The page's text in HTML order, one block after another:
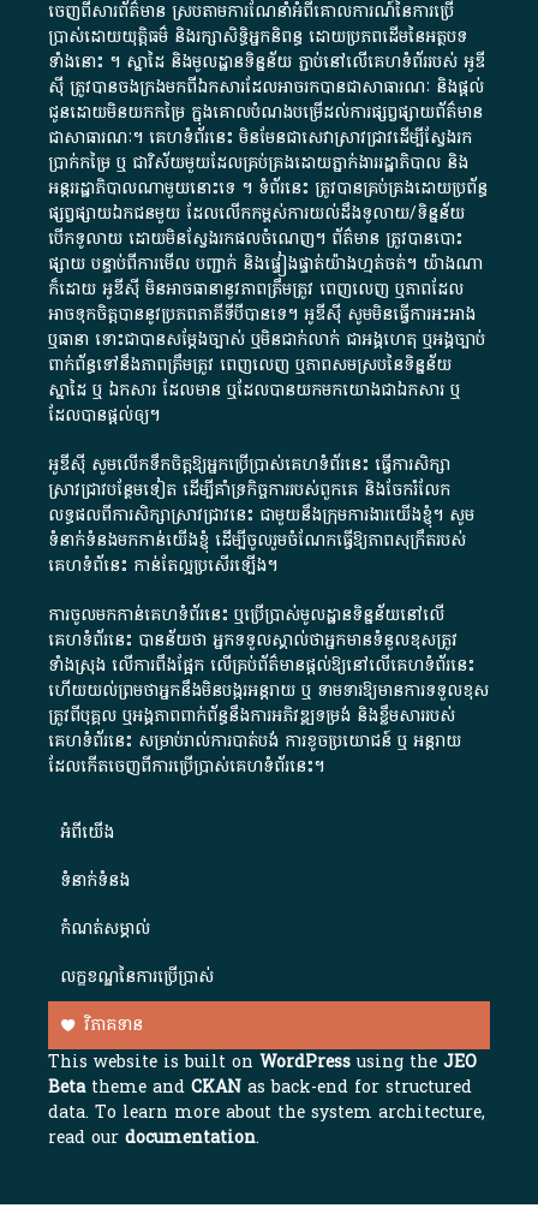
ចេញពី​សារព័ត៌មាន ស្របតាមការ​ណែនាំ​អំពី​គោលការណ៍​នៃ​ការ​ប្រើ
ប្រាស់​ដោយ​យុត្តិធម៌​ និង​រក្សាសិទ្ធិអ្នកនិពន្ធ ដោយ​ប្រភពដើម​នៃ​​អត្ថបទ
ទាំង​នោះ​ ។​ ស្នាដៃ​ និង​មូលដ្ឋាន​ទិន្នន័យ ​ភ្ជាប់​នៅ​លើ​គេហទំព័រ​របស់​ អូ​ឌី​
ស៊ី​ ត្រូវ​បាន​ចងក្រង​មក​ពី​ឯកសារ​ដែល​អាច​រក​បានជា​សាធារណៈ​ និង​ផ្តល់​
ជូន​ដោយ​មិន​យក​កម្រៃ​ ក្នុង​គោលបំណង​បម្រើ​ដល់ការ​ផ្សព្វផ្សាយ​ព័ត៌មាន​
ជា​សាធារណៈ​។​ គេហទំព័រ​នេះ​ មិនមែន​ជា​សេវា​ស្រាវជ្រាវ​ដើម្បី​ស្វែងរក
ប្រាក់​កម្រៃ​ ឬ​ ជា​វិស័យ​មួយ​ដែល​គ្រប់គ្រង​ដោយ​ភ្នាក់ងារ​រដ្ឋាភិបាល​ និង ​
អន្តររដ្ឋាភិបាល​ណាមួយ​នោះ​ទេ ​។​ ទំព័រ​នេះ​ ត្រូវ​បាន​គ្រប់គ្រង​ដោយ​ប្រព័ន្ធ​
ផ្សព្វផ្សាយ​ឯកជន​មួយ​ ដែល​លើកកម្ពស់​ការ​យល់​ដឹង​ទូលាយ​/​ទិន្នន័យ​
បើក​ទូលាយ​ ដោយ​មិនស្វែង​រក​ផល​ចំណេញ​។​ ព័ត៌មាន​ ត្រូវ​បាន​បោះ
ផ្សាយ​ បន្ទាប់​ពី​ការ​មើល​ បញ្ជាក់​ និង​ផ្ទៀងផ្ទាត់​យ៉ាង​ហ្មត់ចត់​។​ យ៉ាងណា​
ក៏​ដោយ​ អូ​ឌី​ស៊ី​ មិន​អាច​ធានា​នូវ​ភាព​ត្រឹមត្រូវ​ ពេញលេញ​ ឬ​ភាព​ដែល​
អាច​ទុកចិត្ត​បាននូវ​ប្រភព​ភាគី​ទី​បី​បាន​ទេ​។​ អូ​ឌី​ស៊ី​ សូម​មិន​ធ្វើការ​អះអាង​
ឬ​ធានា​ ទោះជា​បាន​សម្តែង​ច្បាស់​ ឬ​មិន​ជាក់លាក់​ ជា​អង្គហេតុ​ ឬ​អង្គច្បាប់​
ពាក់ព័ន្ធ​ទៅ​នឹង​ភាព​ត្រឹមត្រូវ​ ពេញលេញ​ ឬ​ភាព​សម​ស្រប​នៃ​ទិន្នន័យ​
ស្នាដៃ​ ឬ​ ឯកសារ​ ដែល​មាន​ ឬ​ដែល​បាន​យក​មក​យោង​ជា​ឯកសារ​ ឬ​
ដែល​បាន​ផ្តល់​ឲ្យ​។
អូឌីស៊ី សូមលើកទឹកចិត្តឱ្យអ្នកប្រើប្រាស់គេហទំព័រនេះ ធ្វើការសិក្សា
ស្រាវជ្រាវបន្ថែមទៀត ដើម្បីគាំទ្រកិច្ចការ​របស់ពួកគេ និងចែករំលែក
លទ្ធផលពីការសិក្សាស្រាវជ្រាវនេះ ជាមួយនឹងក្រុមការងារយើងខ្ញុំ។ សូម
ទំនាក់ទំនងមកកាន់យើងខ្ញុំ ដើម្បីចូលរួមចំណែកធ្វើឱ្យភាពសុក្រឹតរបស់
គេហទំព័នេះ កាន់តែល្អប្រសើរឡើង។
ការចូលមកកាន់គេហទំព័រនេះ ឬប្រើប្រាស់មូលដ្ឋានទិន្នន័យនៅលើ
គេហទំព័រនេះ បានន័យថា អ្នកទទួលស្គាល់ថាអ្នកមានទំនួលខុសត្រូវ
ទាំងស្រុង លើការពឹងផ្អែក លើគ្រប់ព័ត៌មានផ្តល់ឱ្យនៅលើគេហទំព័រនេះ
ហើយយល់ព្រមថាអ្នកនឹងមិនបង្ករអន្តរាយ ឬ ទាមទារ​ឱ្យមានការទទួលខុស​
ត្រូវពីបុគ្គល ឬអង្គភាពពាក់ព័ន្ធនឹងការអភិវឌ្ឍទម្រង់ និងខ្លឹមសាររបស់
គេហទំព័រនេះ សម្រាប់រាល់ការបាត់បង់ ការខូចប្រយោជន៍ ឬ អន្តរាយ
ដែលកើតចេញពីការប្រើប្រាស់គេហទំព័រនេះ។
អំពី​យើង​
ទំនាក់ទំនង
កំណត់សម្គាល់
លក្ខខណ្ឌនៃការប្រើប្រាស់
វិភាគទាន
This website is built onWordPressusing theJEO
Betatheme andCKAN as back-end for structured
data. To learn more about the system architecture,
read ourdocumentation.